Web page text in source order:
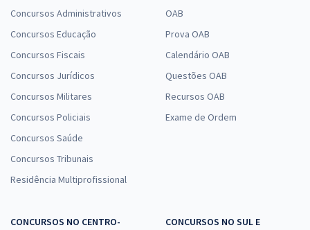
Concursos Administrativos
Concursos Educação
Concursos Fiscais
Concursos Jurídicos
Concursos Militares
Concursos Policiais
Concursos Saúde
Concursos Tribunais
Residência Multiprofissional
OAB
Prova OAB
Calendário OAB
Questões OAB
Recursos OAB
Exame de Ordem
CONCURSOS NO CENTRO-
CONCURSOS NO SUL E